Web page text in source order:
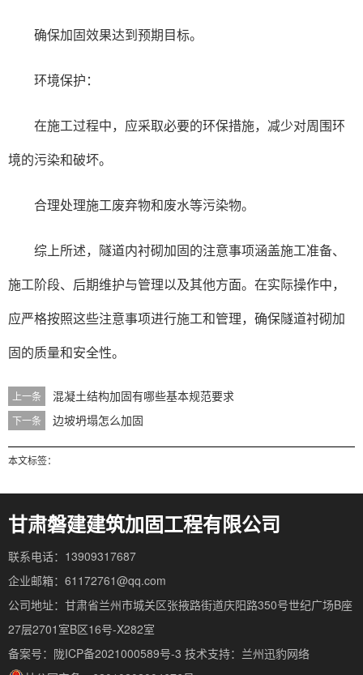
确保加固效果达到预期目标。
环境保护：
在施工过程中，应采取必要的环保措施，减少对周围环
境的污染和破坏。
合理处理施工废弃物和废水等污染物。
综上所述，隧道内衬砌加固的注意事项涵盖施工准备、
施工阶段、后期维护与管理以及其他方面。在实际操作中，
应严格按照这些注意事项进行施工和管理，确保隧道衬砌加
固的质量和安全性。
上一条 混凝土结构加固有哪些基本规范要求
下一条 边坡坍塌怎么加固
本文标签：
甘肃磐建建筑加固工程有限公司
联系电话：13909317687
企业邮箱：61172761@qq.com
公司地址：甘肃省兰州市城关区张掖路街道庆阳路350号世纪广场B座
27层2701室B区16号-X282室
备案号：陇ICP备2021000589号-3 技术支持： 兰州迅豹网络